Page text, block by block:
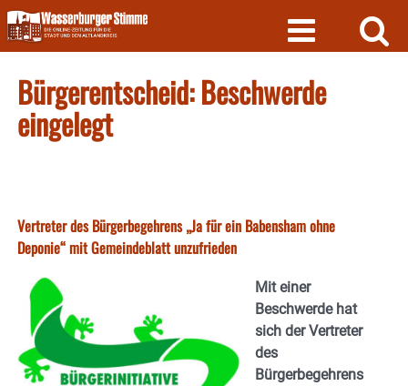
Skip
to
content
Bürgerentscheid: Beschwerde
eingelegt
Vertreter des Bürgerbegehrens „Ja für ein Babensham ohne
Deponie“ mit Gemeindeblatt unzufrieden
Mit einer
Beschwerde hat
sich der Vertreter
des
Bürgerbegehrens